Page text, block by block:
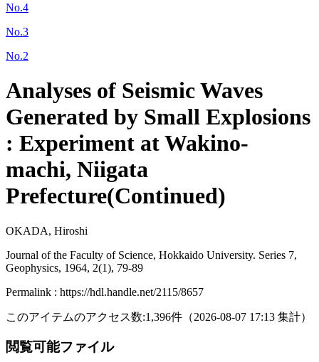
No.4
No.3
No.2
Analyses of Seismic Waves
Generated by Small Explosions
: Experiment at Wakino-
machi, Niigata
Prefecture(Continued)
OKADA, Hiroshi
Journal of the Faculty of Science, Hokkaido University. Series 7,
Geophysics, 1964, 2(1), 79-89
Permalink : https://hdl.handle.net/2115/8657
このアイテムのアクセス数:1,396件 （2026-08-07 17:13 集計）
閲覧可能ファイル